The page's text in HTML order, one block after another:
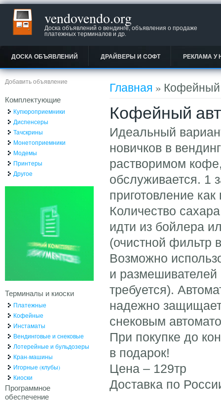
vendovendo.org
Доска объявлений о вендинге, объявления о продаже
платежных терминалов и др.
ДОСКА ОБЪЯВЛЕНИЙ ДРАЙВЕРЫ И СОФТ РЕКЛАМА У
Вы здесь
Главная » Кофейный
Кофейный
Идеальный
новичков в
растворимом
обслуживается. 1
приготовление
Количество
идти из бойлера
(очистной фильтр
Возможно
и размешивателей
требуется).
надежно
снековым
При покупке до
в подарок!
Цена – 129тр
Доставка по
Добавить объявление
Комплектующие
Купюроприемники
Диспенсеры
Тачскрины
Монетоприемники
Модемы
Принтеры
Другое
Терминалы и киоски
Платежные
Кофейные
Инстаматы
Вендинговые и снековые
Лотерейные и бульдозеры
Кран-машины
Игорные (клубы)
Киоски
Программное
обеспечение